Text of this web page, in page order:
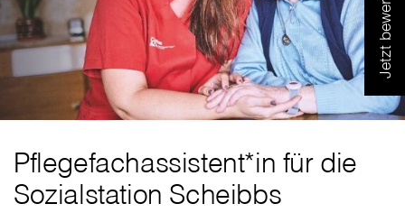
Jetzt bewerben!
Pflegefachassistent*in für die
Sozialstation Scheibbs